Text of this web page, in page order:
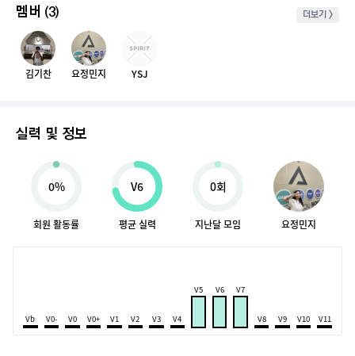
멤버 (3) 더보기 >
김기찬 요정민지 YSJ
실력 및 정보
0%
회원 활동률
V6
평균 실력
0회
지난달 모임 요정민지
Vb V0- V0 V0+ V1 V2 V3 V4
V5 V6 V7
V8 V9 V10 V11